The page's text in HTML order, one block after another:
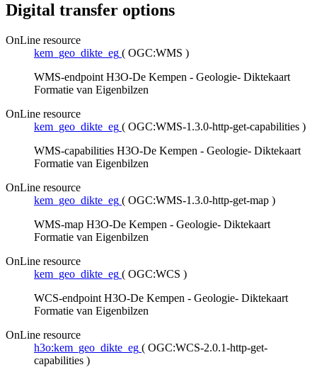
Digital transfer options
OnLine resource
kem_geo_dikte_eg ( OGC:WMS )
WMS-endpoint H3O-De Kempen - Geologie- Diktekaart
Formatie van Eigenbilzen
OnLine resource
kem_geo_dikte_eg ( OGC:WMS-1.3.0-http-get-capabilities )
WMS-capabilities H3O-De Kempen - Geologie- Diktekaart
Formatie van Eigenbilzen
OnLine resource
kem_geo_dikte_eg ( OGC:WMS-1.3.0-http-get-map )
WMS-map H3O-De Kempen - Geologie- Diktekaart
Formatie van Eigenbilzen
OnLine resource
kem_geo_dikte_eg ( OGC:WCS )
WCS-endpoint H3O-De Kempen - Geologie- Diktekaart
Formatie van Eigenbilzen
OnLine resource
h3o:kem_geo_dikte_eg ( OGC:WCS-2.0.1-http-get-
capabilities )